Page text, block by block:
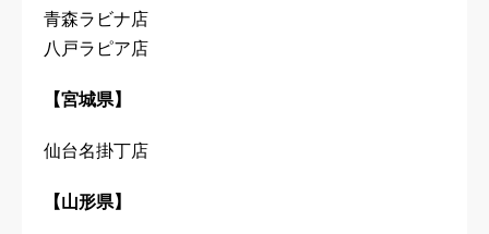
青森ラビナ店
八戸ラピア店
【宮城県】
仙台名掛丁店
【山形県】